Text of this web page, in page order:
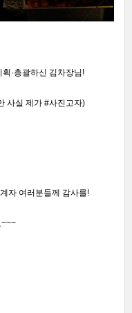
·총괄하신 김차장님!
사실 제가 #사진고자)
자 여러분들께 감사를!